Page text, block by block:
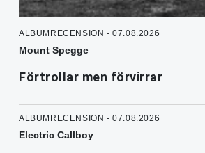
ALBUMRECENSION - 07.08.2026
Mount Spegge
Förtrollar men förvirrar
ALBUMRECENSION - 07.08.2026
Electric Callboy